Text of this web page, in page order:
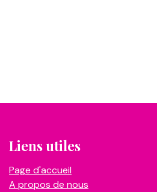
Liens utiles
Page d'accueil
A propos de nous